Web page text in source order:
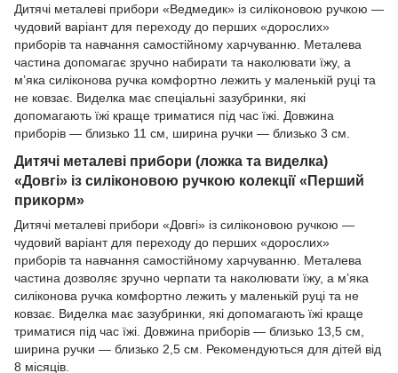
Дитячі металеві прибори «Ведмедик» із силіконовою ручкою —
чудовий варіант для переходу до перших «дорослих»
приборів та навчання самостійному харчуванню. Металева
частина допомагає зручно набирати та наколювати їжу, а
м’яка силіконова ручка комфортно лежить у маленькій руці та
не ковзає. Виделка має спеціальні зазубринки, які
допомагають їжі краще триматися під час їжі. Довжина
приборів — близько 11 см, ширина ручки — близько 3 см.
Дитячі металеві прибори (ложка та виделка)
«Довгі» із силіконовою ручкою колекції «Перший
прикорм»
Дитячі металеві прибори «Довгі» із силіконовою ручкою —
чудовий варіант для переходу до перших «дорослих»
приборів та навчання самостійному харчуванню. Металева
частина дозволяє зручно черпати та наколювати їжу, а м’яка
силіконова ручка комфортно лежить у маленькій руці та не
ковзає. Виделка має зазубринки, які допомагають їжі краще
триматися під час їжі. Довжина приборів — близько 13,5 см,
ширина ручки — близько 2,5 см. Рекомендуються для дітей від
8 місяців.